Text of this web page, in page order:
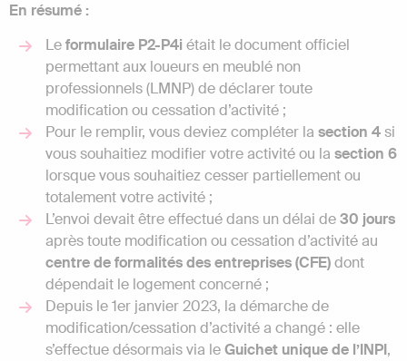
En résumé :
Leformulaire P2-P4i était le document officiel
permettant aux loueurs en meublé non
professionnels (LMNP) de déclarer toute
modification ou cessation d’activité ;
Pour le remplir, vous deviez compléter la section 4si
vous souhaitiez modifier votre activité ou la section 6
lorsque vous souhaitiez cesser partiellement ou
totalement votre activité ;
L’envoi devait être effectué dans un délai de30 jours
après toute modification ou cessation d’activité au
centre de formalités des entreprises (CFE)dont
dépendait le logement concerné ;
Depuis le 1er janvier 2023, la démarche de
modification/cessation d’activité a changé : elle
s’effectue désormais via leGuichet unique de l’INPI,